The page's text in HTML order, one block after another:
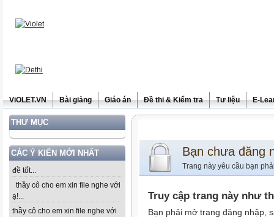
ViOLET.VN Bài giảng Giáo án Đề thi & Kiểm tra Tư liệu E-
THƯ MỤC
CÁC Ý KIẾN MỚI NHẤT
đề tốt...
thầy cô cho em xin file nghe với
ạ!...
thầy cô cho em xin file nghe với
Bạn chưa đăng
Trang này yêu cầu bạn
Truy cập trang này như
Bạn phải mở trang đăng nhập,